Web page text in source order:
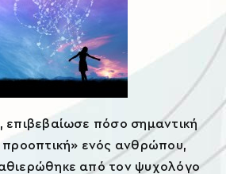
επιβεβαίωσε πόσο σημαντική
προοπτική» ενός ανθρώπου,
από τον ψυχολόγο